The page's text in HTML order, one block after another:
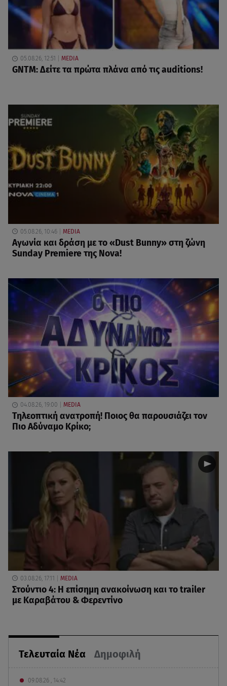
Τελευταία Νέα Δημοφιλή
09.08.26 , 14:42
05.08.26, 12:51 MEDIA
GNTM: Δείτε τα πρώτα πλάνα από τις auditions!
05.08.26, 10:46 MEDIA
Αγωνία και δράση με το «Dust Bunny» στη ζώνη
Sunday Premiere της Nova!
04.08.26, 19:00 MEDIA
Τηλεοπτική ανατροπή! Ποιος θα παρουσιάζει τον
Πιο Αδύναμο Κρίκο;
03.08.26, 17:11 MEDIA
Στούντιο 4: Η επίσημη ανακοίνωση και το trailer
με Καραβάτου & Φερεντίνο